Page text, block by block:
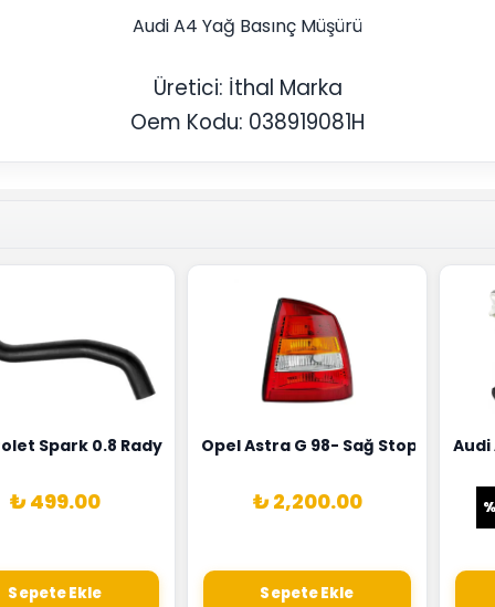
Audi A4 Yağ Basınç Müşürü
Üretici: İthal Marka
Oem Kodu: 038919081H
Valeo Marka 05E903018G
Spark 0.8 Radyatör Üst Hortumu Rapro Marka
₺ 499.00
Sepete Ekle
Opel Astra G 98- Sağ Stop
₺ 2,200.00
Sepete Ekle
Audi
%